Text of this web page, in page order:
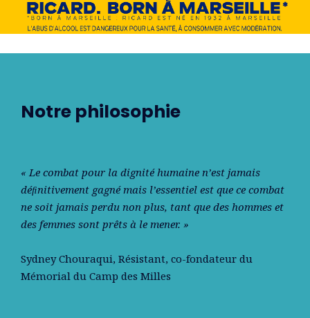
Notre philosophie
« Le combat pour la dignité humaine n’est jamais
déﬁnitivement gagné mais l’essentiel est que ce combat
ne soit jamais perdu non plus, tant que des hommes et
des femmes sont prêts à le mener. »
Sydney Chouraqui, Résistant, co-fondateur du
Mémorial du Camp des Milles